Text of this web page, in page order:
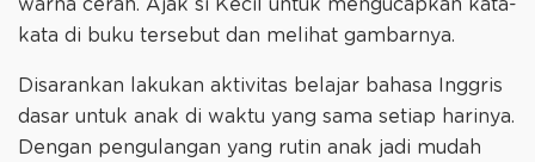
warna cerah. Ajak si Kecil untuk mengucapkan kata-
kata di buku tersebut dan melihat gambarnya.
Disarankan lakukan aktivitas belajar bahasa Inggris
dasar untuk anak di waktu yang sama setiap harinya.
Dengan pengulangan yang rutin anak jadi mudah